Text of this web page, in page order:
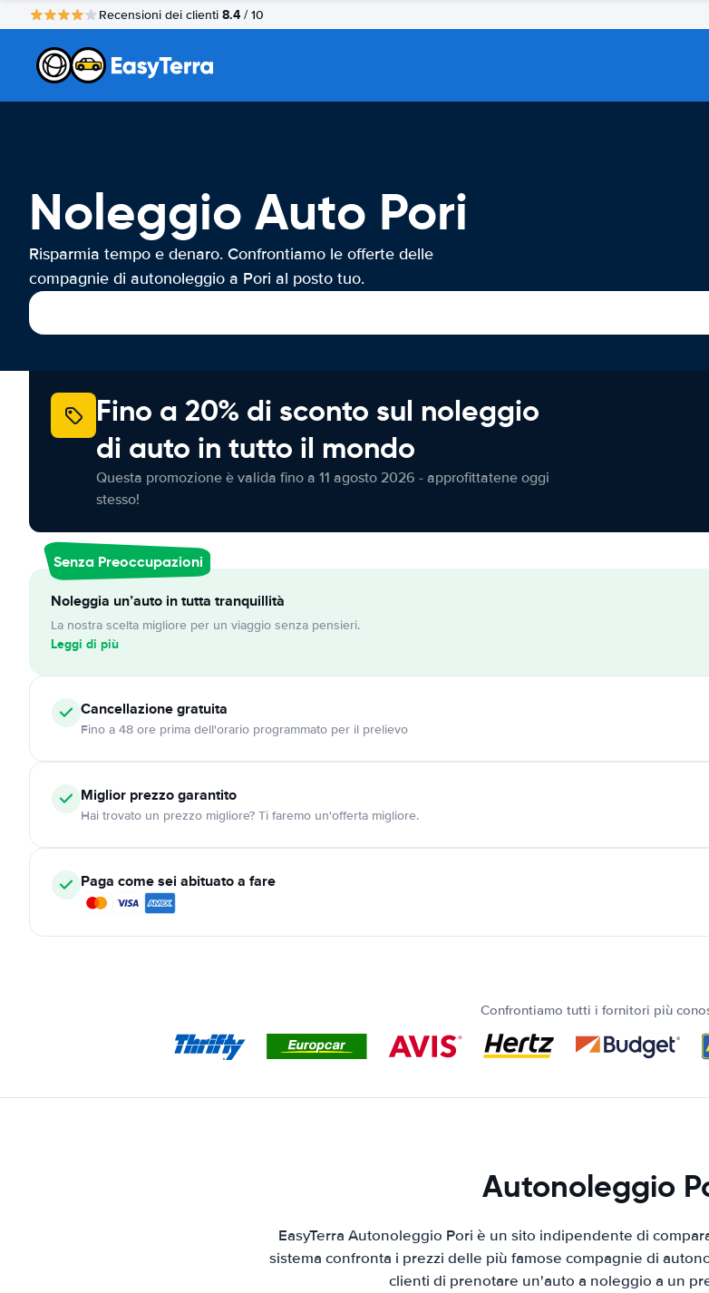
Recensioni dei clienti 8.4 / 10
Noleggio Auto Pori
Risparmia tempo e denaro. Confrontiamo le offerte delle
compagnie di autonoleggio a Pori al posto tuo.
Fino a 20% di sconto sul noleggio
di auto in tutto il mondo
Questa promozione è valida fino a 11 agosto 2026 - approfittatene oggi
stesso!
Senza Preoccupazioni
Noleggia un’auto in tutta tranquillità
La nostra scelta migliore per un viaggio senza pensieri.
Leggi di più
Cancellazionegratuita
Fino a 48 ore prima dell'orario programmato per il prelievo
Miglior prezzo garantito
Hai trovato un prezzo migliore? Ti faremo un'offerta migliore.
Paga come sei abituato a fare
Confrontiamo tutti i fornitori più
Autonoleggio
EasyTerra Autonoleggio Pori è un sito indipendente di
sistema confronta i prezzi delle più famose compagnie di
clienti di prenotare un'auto a noleggio a un